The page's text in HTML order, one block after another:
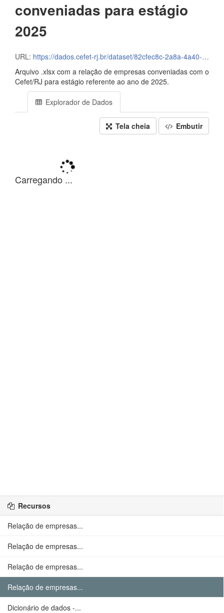
conveniadas para estágio
2025
URL: https://dados.cefet-rj.br/dataset/82cfec8c-2a8a-4a40-8fe1-da45b9252fa0/resource/8db48e53-230d-4906-b7c8-384f9ff5d4eb/download/dados-abertos_diemp_2025.xlsx
Arquivo .xlsx com a relação de empresas conveniadas com o
Cefet/RJ para estágio referente ao ano de 2025.
Explorador de Dados
Tela cheia Embutir
Recursos
Relação de empresas...
Relação de empresas...
Relação de empresas...
Relação de empresas...
Dicionário de dados -...